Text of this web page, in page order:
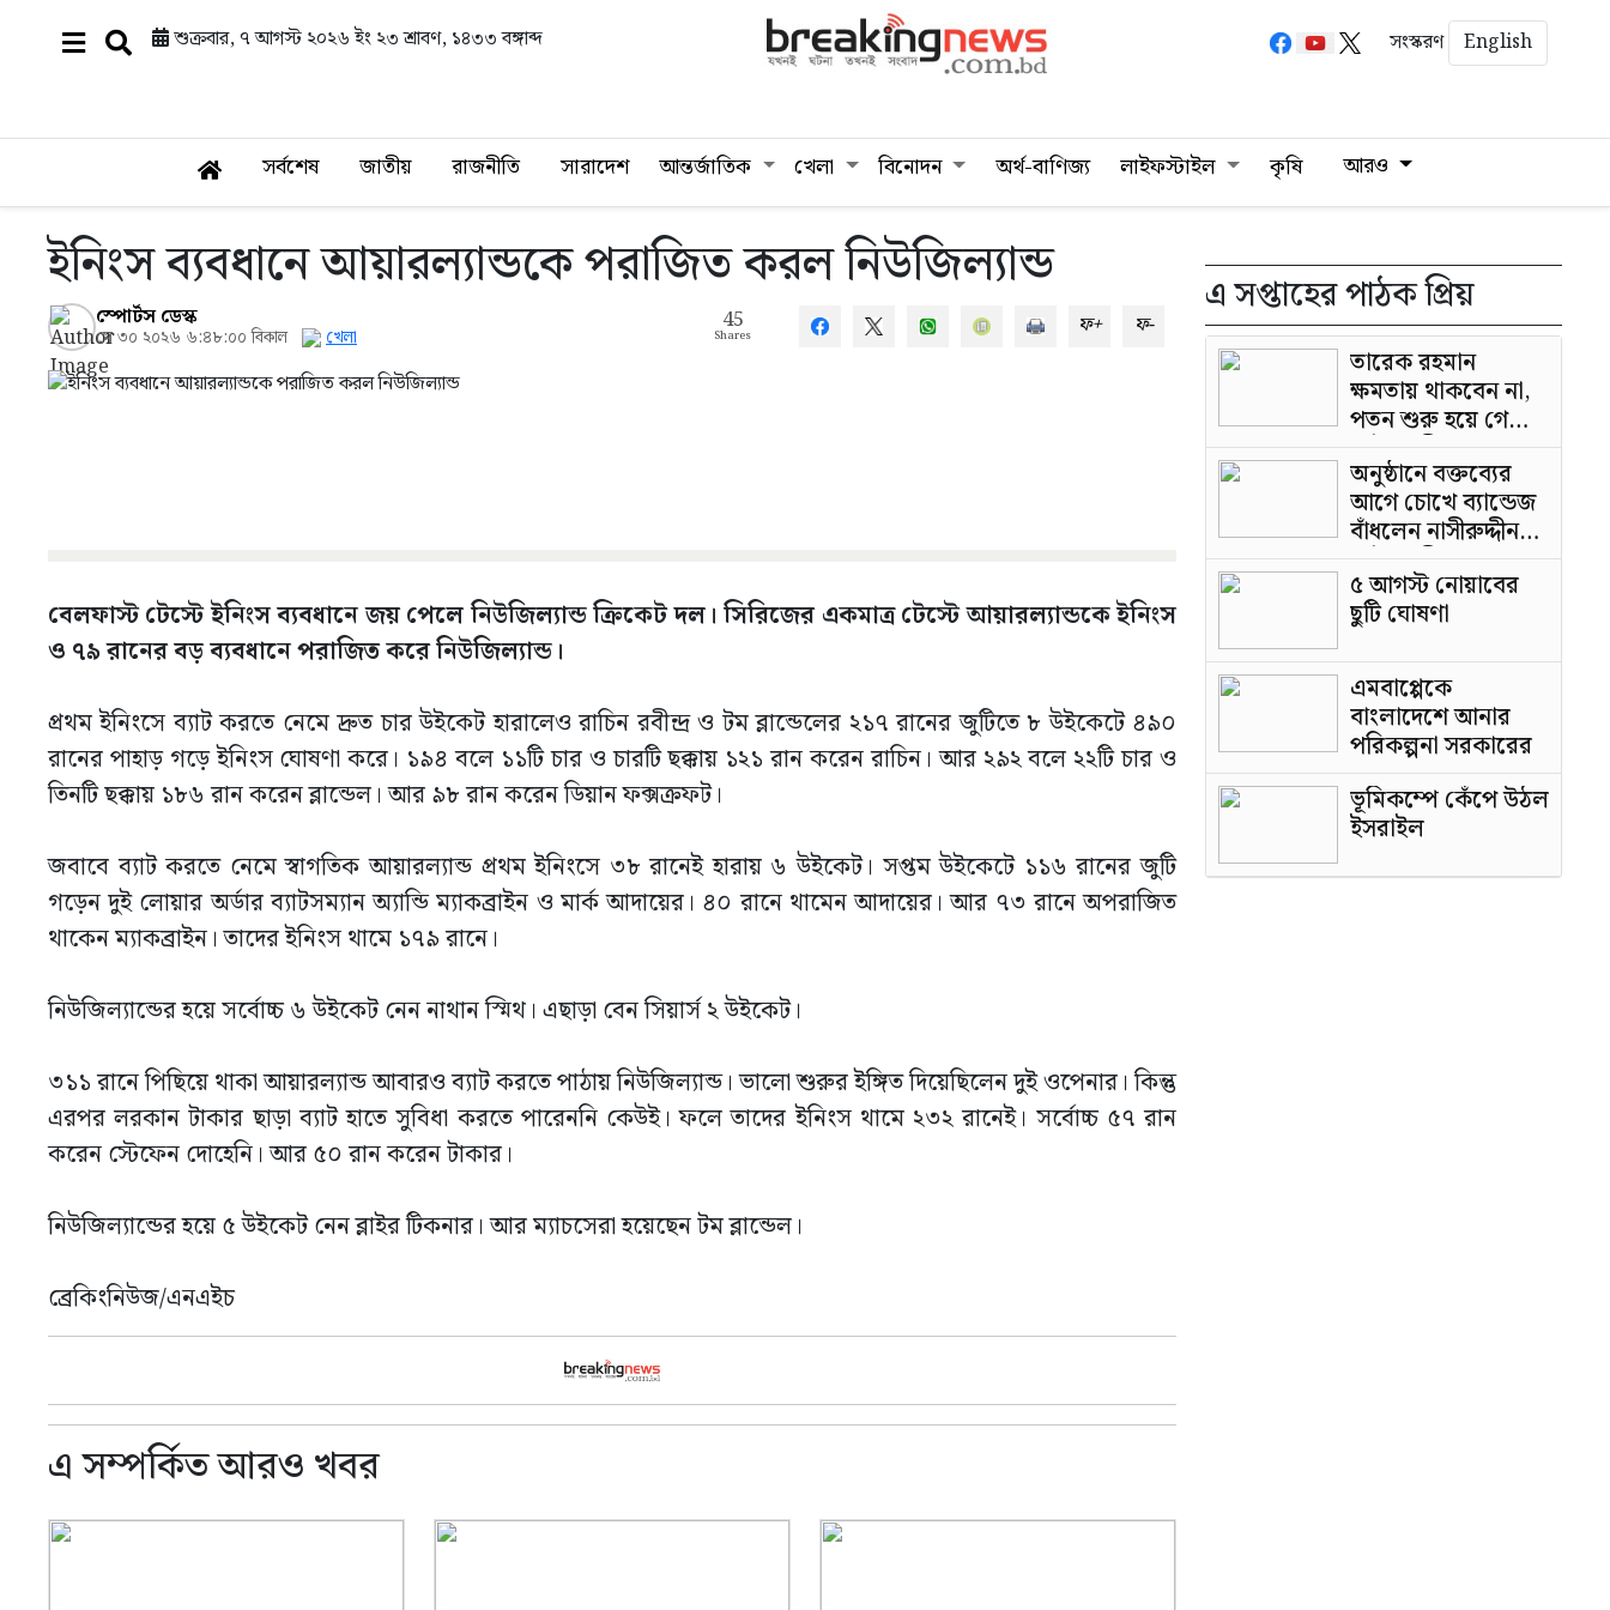
শুক্রবার, ৭ আগস্ট ২০২৬ ইং ২৩ শ্রাবণ, ১৪৩৩ বঙ্গাব্দ সংস্করণ English
সর্বশেষ জাতীয় রাজনীতি সারাদেশ আন্তর্জাতিক খেলা বিনোদন অর্থ-বাণিজ্য লাইফস্টাইল কৃষি আরও
ইনিংস ব্যবধানে আয়ারল্যান্ডকে পরাজিত করল নিউজিল্যান্ড
স্পোর্টস ডেস্ক
মে ৩০ ২০২৬ ৬:৪৮:০০ বিকাল খেলা
45
Shares ফ+ ফ-
বেলফাস্ট টেস্টে ইনিংস ব্যবধানে জয় পেলে নিউজিল্যান্ড ক্রিকেট দল। সিরিজের একমাত্র টেস্টে আয়ারল্যান্ডকে ইনিংস
ও ৭৯ রানের বড় ব্যবধানে পরাজিত করে নিউজিল্যান্ড।
প্রথম ইনিংসে ব্যাট করতে নেমে দ্রুত চার উইকেট হারালেও রাচিন রবীন্দ্র ও টম ব্লান্ডেলের ২১৭ রানের জুটিতে ৮ উইকেটে ৪৯০
রানের পাহাড় গড়ে ইনিংস ঘোষণা করে। ১৯৪ বলে ১১টি চার ও চারটি ছক্কায় ১২১ রান করেন রাচিন। আর ২৯২ বলে ২২টি চার ও
তিনটি ছক্কায় ১৮৬ রান করেন ব্লান্ডেল। আর ৯৮ রান করেন ডিয়ান ফক্সক্রফট।
জবাবে ব্যাট করতে নেমে স্বাগতিক আয়ারল্যান্ড প্রথম ইনিংসে ৩৮ রানেই হারায় ৬ উইকেট। সপ্তম উইকেটে ১১৬ রানের জুটি
গড়েন দুই লোয়ার অর্ডার ব্যাটসম্যান অ্যান্ডি ম্যাকব্রাইন ও মার্ক আদায়ের। ৪০ রানে থামেন আদায়ের। আর ৭৩ রানে অপরাজিত
থাকেন ম্যাকব্রাইন। তাদের ইনিংস থামে ১৭৯ রানে।
নিউজিল্যান্ডের হয়ে সর্বোচ্চ ৬ উইকেট নেন নাথান স্মিথ। এছাড়া বেন সিয়ার্স ২ উইকেট।
৩১১ রানে পিছিয়ে থাকা আয়ারল্যান্ড আবারও ব্যাট করতে পাঠায় নিউজিল্যান্ড। ভালো শুরুর ইঙ্গিত দিয়েছিলেন দুই ওপেনার। কিন্তু
এরপর লরকান টাকার ছাড়া ব্যাট হাতে সুবিধা করতে পারেননি কেউই। ফলে তাদের ইনিংস থামে ২৩২ রানেই। সর্বোচ্চ ৫৭ রান
করেন স্টেফেন দোহেনি। আর ৫০ রান করেন টাকার।
নিউজিল্যান্ডের হয়ে ৫ উইকেট নেন ব্লাইর টিকনার। আর ম্যাচসেরা হয়েছেন টম ব্লান্ডেল।
ব্রেকিংনিউজ/এনএইচ
এ সম্পর্কিত আরও খবর
এ সপ্তাহের পাঠক প্রিয়
তারেক রহমান
ক্ষমতায় থাকবেন না,
পতন শুরু হয়ে গেছে:
পাটওয়ারী
অনুষ্ঠানে বক্তব্যের
আগে চোখে ব্যান্ডেজ
বাঁধলেন নাসীরুদ্দীন
পাটওয়ারী
৫ আগস্ট নোয়াবের
ছুটি ঘোষণা
এমবাপ্পেকে
বাংলাদেশে আনার
পরিকল্পনা সরকারের
ভূমিকম্পে কেঁপে উঠল
ইসরাইল